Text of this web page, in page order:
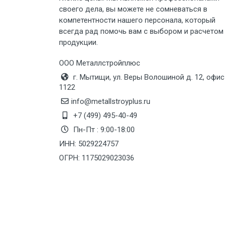
Груз до 6 м, вес до 8 тн
Груз до 6 м, вес до 10 тн
Груз до 12 м, вес до 20 тн
Манипулятор до 6 м, вес до 5 тн
своего дела, вы можете не сомневаться в
компетентности нашего персонала, который
всегда рад помочь вам с выбором и расчетом
продукции.
ООО Металлстройплюс
г. Мытищи, ул. Веры Волошиной д. 12, офис
1122
info@metallstroyplus.ru
+7 (499) 495-40-49
Пн-Пт : 9:00-18:00
ИНН: 5029224757
ОГРН: 1175029023036